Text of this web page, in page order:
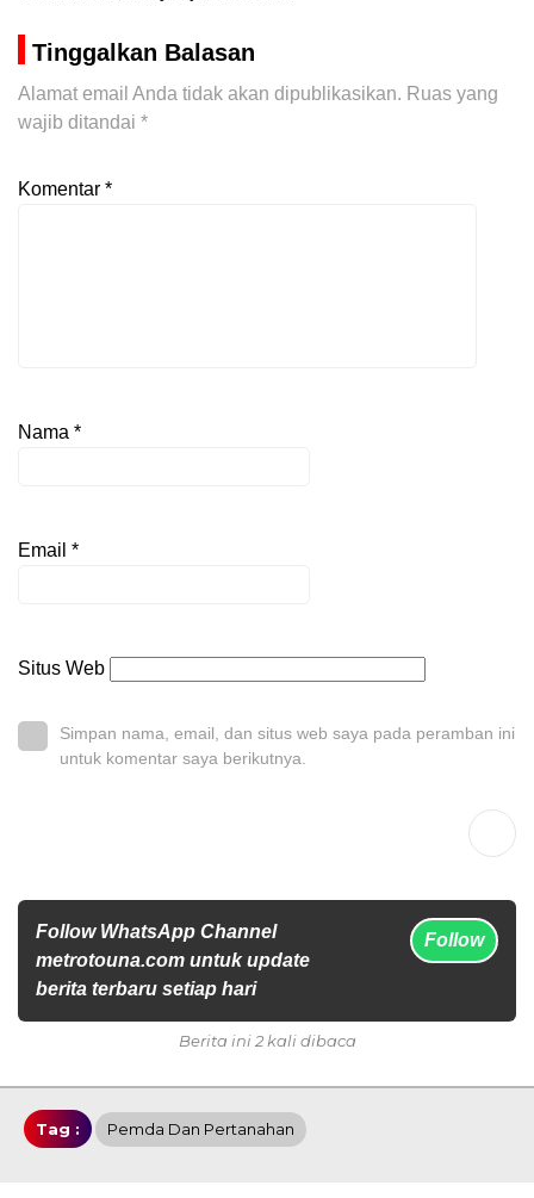
Tinggalkan Balasan
Alamat email Anda tidak akan dipublikasikan. Ruas yang
wajib ditandai *
Komentar *
Nama *
Email *
Situs Web
Simpan nama, email, dan situs web saya pada peramban ini
untuk komentar saya berikutnya.
Follow WhatsApp Channel
metrotouna.com untuk update
berita terbaru setiap hari
Follow
Berita ini 2 kali dibaca
Tag : Pemda Dan Pertanahan